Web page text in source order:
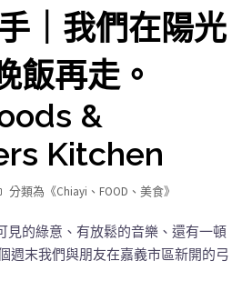
｜我們在陽光
飯再走。
&
Kitchen
分類為《Chiayi 、 FOOD 、 美食》
見的綠意、有放鬆的音樂、還有一頓
週末我們與朋友在嘉義市區新開的弓